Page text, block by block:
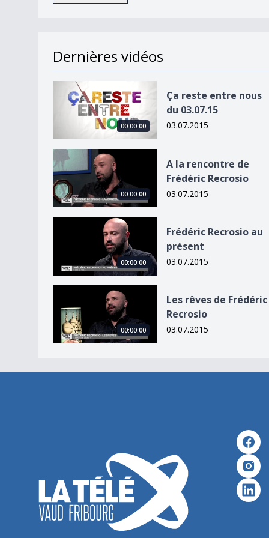
Dernières vidéos
Ça reste entre nous du 03.07.15
00:00:00
Ça reste entre nous
du 03.07.15
03.07.2015
A la rencontre de Frédéric Recrosio
00:00:00
A la rencontre de
Frédéric Recrosio
03.07.2015
Frédéric Recrosio au présent
00:00:00
Frédéric Recrosio au
présent
03.07.2015
Les rêves de Frédéric Recrosio
00:00:00
Les rêves de Frédéric
Recrosio
03.07.2015